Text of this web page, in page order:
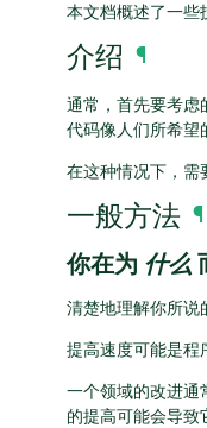
本文档概述了一些
介绍 ¶
通常，首先要考虑
代码像人们所希望
在这种情况下，需
一般方法 ¶
你在为 什么
清楚地理解你所说
提高速度可能是程
一个领域的改进通
的提高可能会导致